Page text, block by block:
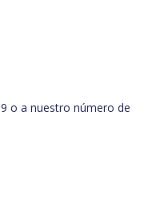
o a nuestro número de